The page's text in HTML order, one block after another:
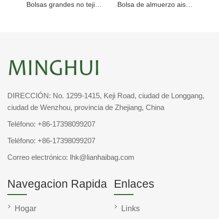
Bolsas grandes no tejidas con aislamiento
DIRECCIÓN: No. 1299-1415, Keji Road, ciudad de Longgang,
ciudad de Wenzhou, provincia de Zhejiang, China
Teléfono: +86-17398099207
Teléfono: +86-17398099207
Correo electrónico: lhk@lianhaibag.com
Navegacion Rapida
Hogar
Enlaces
Links